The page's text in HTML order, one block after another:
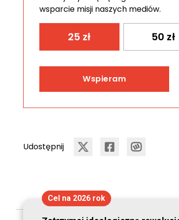
wsparcie misji naszych mediów.
25 zł 50 zł
Wspieram
Udostępnij
Cel na 2026 rok